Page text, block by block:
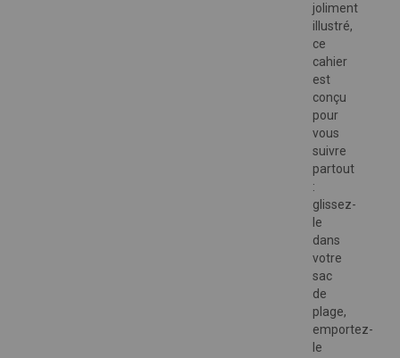
joliment
illustré,
ce
cahier
est
conçu
pour
vous
suivre
partout
:
glissez-
le
dans
votre
sac
de
plage,
emportez-
le